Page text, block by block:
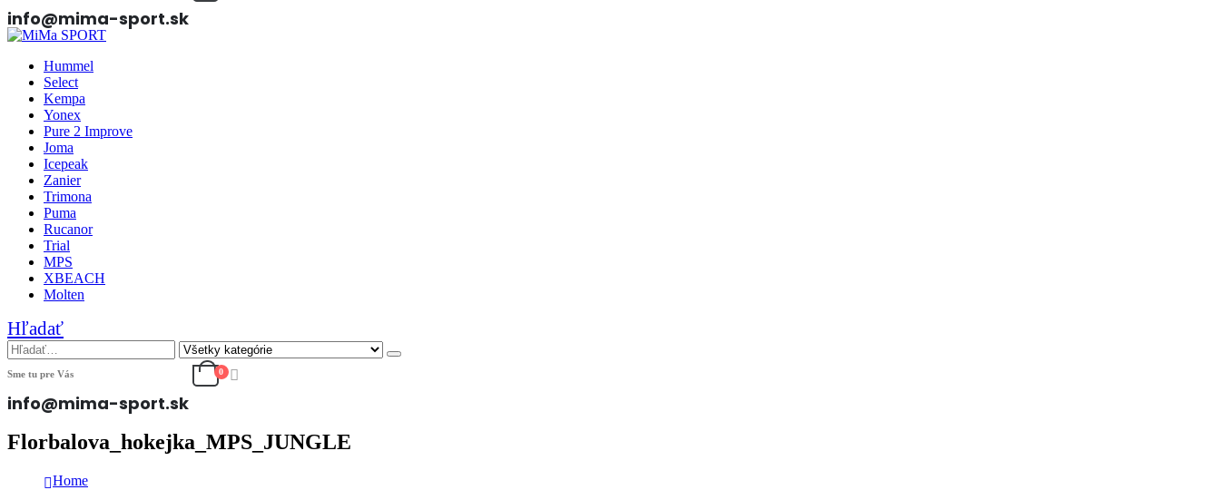
info@mima-sport.sk
Hummel
Select
Kempa
Yonex
Pure 2 Improve
Joma
Icepeak
Zanier
Trimona
Puma
Rucanor
Trial
MPS
XBEACH
Molten
Hľadať
Sme tu pre Vás
info@mima-sport.sk
0
Florbalova_hokejka_MPS_JUNGLE
Home